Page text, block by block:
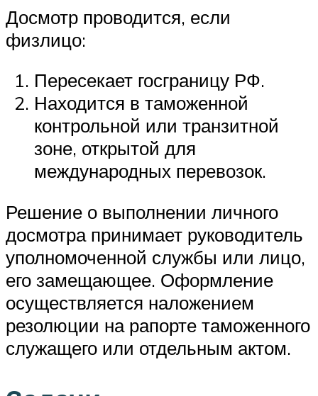
Досмотр проводится, если
физлицо:
Пересекает госграницу РФ.
Находится в таможенной
контрольной или транзитной
зоне, открытой для
международных перевозок.
Решение о выполнении личного
досмотра принимает руководитель
уполномоченной службы или лицо,
его замещающее. Оформление
осуществляется наложением
резолюции на рапорте таможенного
служащего или отдельным актом.